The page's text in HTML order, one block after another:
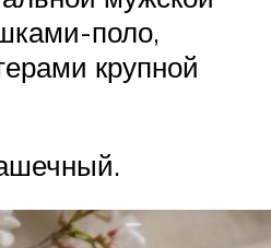
поло,
крупной